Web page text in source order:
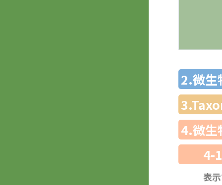
2.微生
4.微生
4-
表